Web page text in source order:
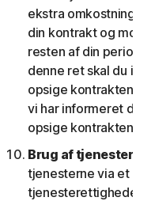
ekstra
din kontrakt og
resten af din periode
denne ret skal du
opsige kontrakten
vi har informeret dig
opsige kontrakten.
Brug af tjenester
tjenesterne via et
tjenesterettigheder